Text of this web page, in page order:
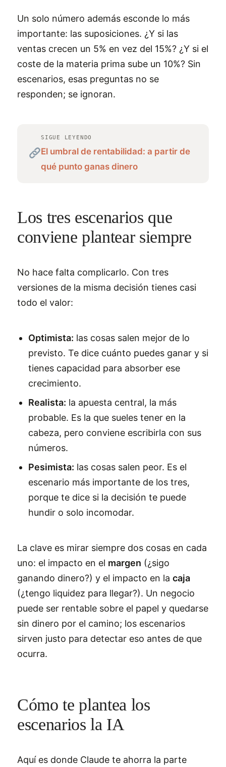
Un solo número además esconde lo más
importante: las suposiciones. ¿Y si las
ventas crecen un 5% en vez del 15%? ¿Y si el
coste de la materia prima sube un 10%? Sin
escenarios, esas preguntas no se
responden; se ignoran.
SIGUE LEYENDO
El umbral de rentabilidad: a partir de
qué punto ganas dinero
Los tres escenarios que
conviene plantear siempre
No hace falta complicarlo. Con tres
versiones de la misma decisión tienes casi
todo el valor:
Optimista: las cosas salen mejor de lo
previsto. Te dice cuánto puedes ganar y si
tienes capacidad para absorber ese
crecimiento.
Realista: la apuesta central, la más
probable. Es la que sueles tener en la
cabeza, pero conviene escribirla con sus
números.
Pesimista: las cosas salen peor. Es el
escenario más importante de los tres,
porque te dice si la decisión te puede
hundir o solo incomodar.
La clave es mirar siempre dos cosas en cada
uno: el impacto en el margen (¿sigo
ganando dinero?) y el impacto en la caja
(¿tengo liquidez para llegar?). Un negocio
puede ser rentable sobre el papel y quedarse
sin dinero por el camino; los escenarios
sirven justo para detectar eso antes de que
ocurra.
Cómo te plantea los
escenarios la IA
Aquí es donde Claude te ahorra la parte